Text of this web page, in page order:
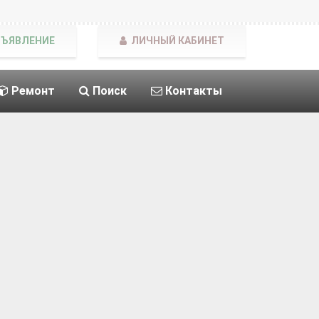
Ремонт Поиск Контакты
ЛИЧНЫЙ КАБИНЕТ